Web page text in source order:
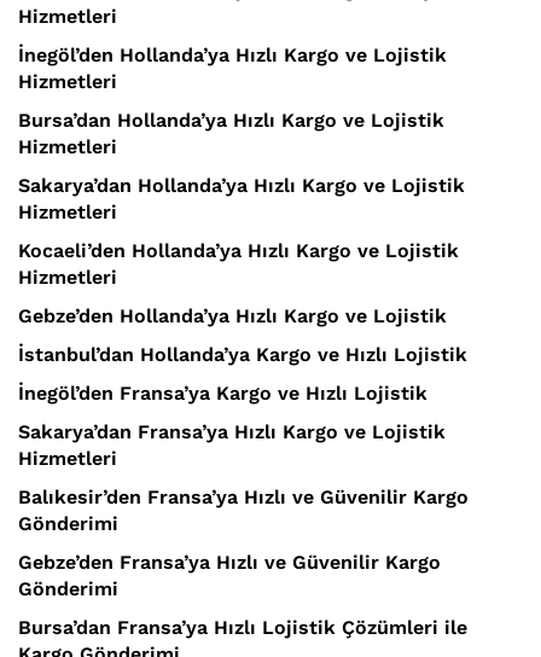
Hizmetleri
İnegöl’den Hollanda’ya Hızlı Kargo ve Lojistik
Hizmetleri
Bursa’dan Hollanda’ya Hızlı Kargo ve Lojistik
Hizmetleri
Sakarya’dan Hollanda’ya Hızlı Kargo ve Lojistik
Hizmetleri
Kocaeli’den Hollanda’ya Hızlı Kargo ve Lojistik
Hizmetleri
Gebze’den Hollanda’ya Hızlı Kargo ve Lojistik
İstanbul’dan Hollanda’ya Kargo ve Hızlı Lojistik
İnegöl’den Fransa’ya Kargo ve Hızlı Lojistik
Sakarya’dan Fransa’ya Hızlı Kargo ve Lojistik
Hizmetleri
Balıkesir’den Fransa’ya Hızlı ve Güvenilir Kargo
Gönderimi
Gebze’den Fransa’ya Hızlı ve Güvenilir Kargo
Gönderimi
Bursa’dan Fransa’ya Hızlı Lojistik Çözümleri ile